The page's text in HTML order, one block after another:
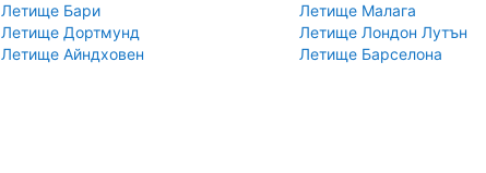
Летище Бари
Летище Малага
Летище Дортмунд
Летище Лондон Лутън
Летище Айндховен
Летище Барселона